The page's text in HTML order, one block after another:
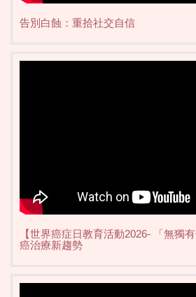
告別白蝕：重拾社交自信
【世界癌症日教育活動2026- 「無獨
癌治療新趨勢